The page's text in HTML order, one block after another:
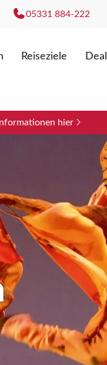
05331 884-222
- Fr. 09:00 - 18:00 Uhr
Reiseziele
hier